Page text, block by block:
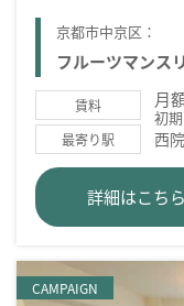
京都市中京区：
フルーツマン
賃料 月
初
最寄り駅 西院
詳細はこちら
CAMPAIGN